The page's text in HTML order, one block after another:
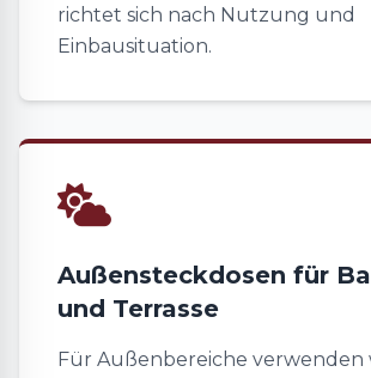
richtet sich nach Nutzung und
Einbausituation.
Außensteckdosen für
und Terrasse
Für Außenbereiche verwenden